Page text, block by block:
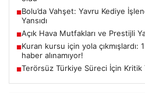
■Bolu’da Vahşet: Yavru Kediye
Yansıdı
■Açık Hava Mutfakları ve Prestijli
■Kuran kursu için yola çıkmışlardı:
haber alınamıyor!
■Terörsüz Türkiye Süreci İçin Kritik